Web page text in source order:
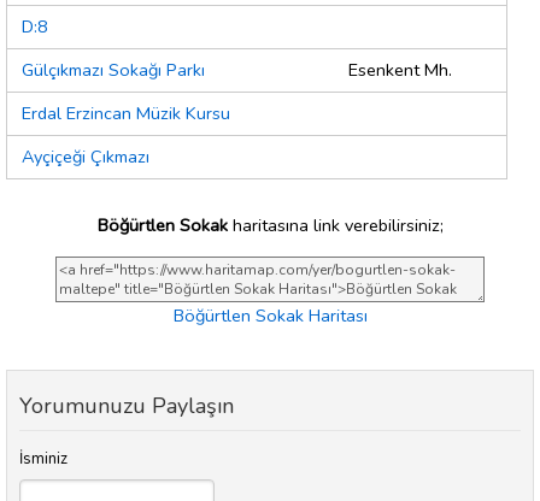
D:8
Gülçıkmazı Sokağı Parkı
Esenkent Mh.
Erdal Erzincan Müzik Kursu
Ayçiçeği Çıkmazı
Böğürtlen Sokakharitasına link verebilirsiniz;
Böğürtlen Sokak Haritası
Yorumunuzu Paylaşın
İsminiz